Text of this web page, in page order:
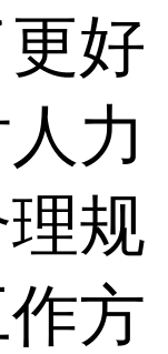
好
力
规
方